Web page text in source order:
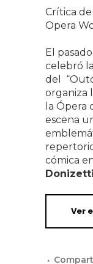
Crítica
Opera
El
celebró
del
organiza
la Ópera
escena
cómica
Ver